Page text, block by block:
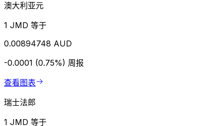
澳大利亚元
1 JMD 等于
0.00894748 AUD
-0.0001 (0.75%) 周报
查看图表
瑞士法郎
1 JMD 等于